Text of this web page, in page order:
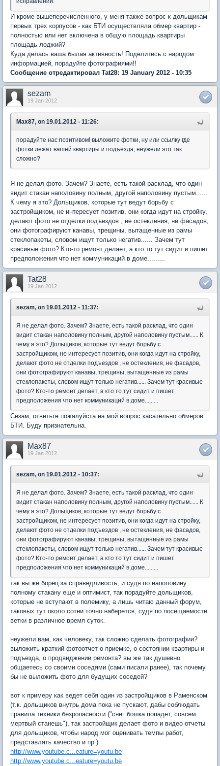
И кроме вышеперечисленного, у меня также вопрос к дольщикам
первых трех корпусов - как БТИ осуществляла обмер квартир -
полностью или нет включена в общую площадь квартиры
площадь лоджий?
Куда делась ваша былая активность! Поделитесь с народом
информацией, порадуйте фотографиями!!
Сообщение отредактировал Tat28: 19 January 2012 - 10:35
sezam
19 Jan 2012
Max87, on 19.01.2012 - 11:26:
порадуйте нас позитивом! выложите фотки, ну или ссылку где
фотки лежат вашей квартиры и подъезда, неужели это так
сложно?
Я не делал фото. Зачем? Знаете, есть такой расклад, что один
видит стакан наполовину полным, другой наполовину пустым......
К чему я это? Дольщиков, которые тут ведут борьбу с
застройщиком, не интересует позитив, они когда идут на стройку,
делают фото не отделки подъездов , не остекления, не фасадов,
они фотографируют канавы, трещины, вытащенные из рамы
стеклопакеты, словом ищут только негатив...... Зачем тут
красивые фото? Кто-то ремонт делает, а кто то тут сидит и пишет
предположения что нет коммуникаций в доме.........
Tat28
19 Jan 2012
sezam, on 19.01.2012 - 11:37:
Я не делал фото. Зачем? Знаете, есть такой расклад, что один
видит стакан наполовину полным, другой наполовину пустым...... К
чему я это? Дольщиков, которые тут ведут борьбу с
застройщиком, не интересует позитив, они когда идут на стройку,
делают фото не отделки подъездов , не остекления, не фасадов,
они фотографируют канавы, трещины, вытащенные из рамы
стеклопакеты, словом ищут только негатив...... Зачем тут красивые
фото? Кто-то ремонт делает, а кто то тут сидит и пишет
предположения что нет коммуникаций в доме.........
Сезам, ответьте пожалуйста на мой вопрос касательно обмеров
БТИ. Буду признательна.
Max87
19 Jan 2012
sezam, on 19.01.2012 - 10:37:
Я не делал фото. Зачем? Знаете, есть такой расклад, что один
видит стакан наполовину полным, другой наполовину пустым...... К
чему я это? Дольщиков, которые тут ведут борьбу с
застройщиком, не интересует позитив, они когда идут на стройку,
делают фото не отделки подъездов , не остекления, не фасадов,
они фотографируют канавы, трещины, вытащенные из рамы
стеклопакеты, словом ищут только негатив...... Зачем тут красивые
фото? Кто-то ремонт делает, а кто то тут сидит и пишет
предположения что нет коммуникаций в доме.........
так вы же борец за справедливость, и судя по наполовину
полному стакану еще и оптимист, так порадуйте дольщиков,
которые не вступают в полемику, а лишь читаю данный форум,
таковых тут около сотни точно наберется, судя по посещаемости
ветки в различное время суток.
неужели вам, как человеку, так сложно сделать фотографии?
выложить краткий фотоотчет о приемке, о состоянии квартиры и
подъезда, о продвиджении ремонта? вы же так душевно
общаетесь со своими соседями (сами писали ранее), так почему
бы не выложить фото для будущих соседей?
вот к примеру как ведет себя один из застройщиков в Раменском
(т.к. дольщиков внутрь дома пока не пускают, дабы соблюдать
правила техники безропасности ("снег бошка попадет, совсем
мертвый станешь"), так застройщик делает фото и видео отчеты
для дольщиков, чтобы народ мог оценивать темпы работ,
представлять качество и пр.):
http://www.youtube.c...eature=youtu.be
http://www.youtube.c...eature=youtu.be